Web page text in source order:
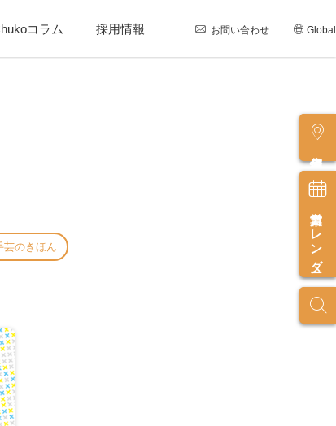
コラム 採用情報 お問い合わせ Global
営業カレンダー
芸のきほん